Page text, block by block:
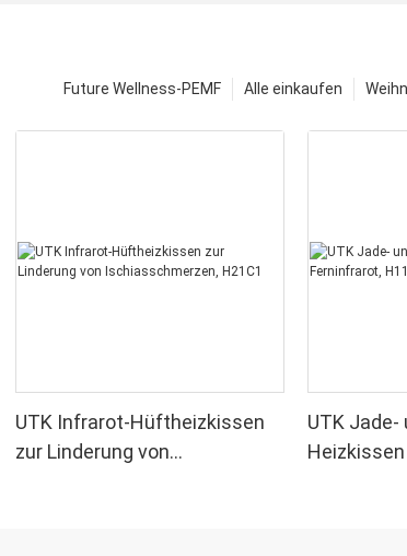
Alle einkaufen
Future Wellness-PEMF
UTK Infrarot-Hüftheizkissen
zur Linderung von
UTK Jade-